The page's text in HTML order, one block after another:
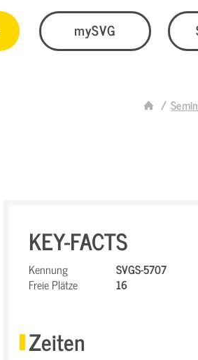
mySVG
KEY-FACTS
Kennung
SVGS-5707
Freie Plätze
16
Zeiten